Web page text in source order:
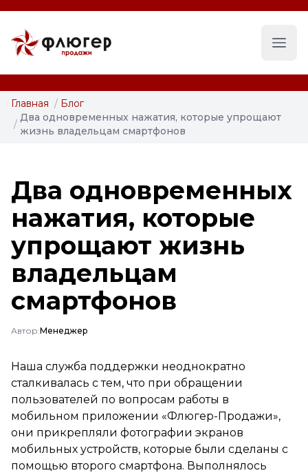
Главная / Блог
/
Два одновременных нажатия, которые упрощают
жизнь владельцам смартфонов
Два одновременных
нажатия, которые
упрощают жизнь
владельцам
смартфонов
Автор:Менеджер
Наша служба поддержки неоднократно
сталкивалась с тем, что при обращении
пользователей по вопросам работы в
мобильном приложении «Флюгер-Продажи»,
они прикрепляли фотографии экранов
мобильных устройств, которые были сделаны с
помощью второго смартфона. Выполнялось